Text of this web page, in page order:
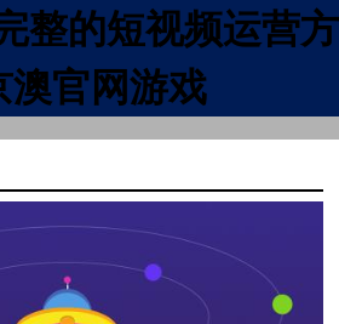
整的短视频运营方
澳官网游戏